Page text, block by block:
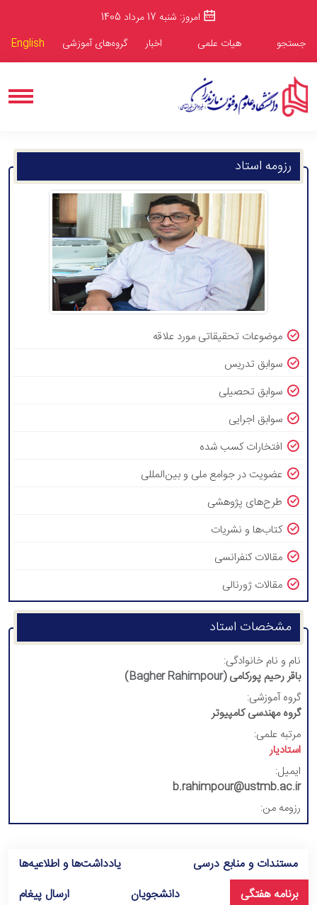
امروز: شنبه 17 مرداد 1405
جستجو
هیات علمی اخبار گروه‌های آموزشی English
رزومه استاد
موضوعات تحقیقاتی مورد علاقه
سوابق تدریس
سوابق تحصیلی
سوابق اجرایی
افتخارات کسب شده
عضویت در جوامع ملی و بین‌المللی
طرح‌های پژوهشی
کتاب‌ها و نشریات
مقالات کنفرانسی
مقالات ژورنالی
مشخصات استاد
نام و نام خانوادگی:
باقر رحیم پورکامی (Bagher Rahimpour
)
گروه آموزشی:
گروه مهندسی کامپیوتر
مرتبه علمی:
استادیار
ایمیل:
b.rahimpour@ustmb.ac.ir
رزومه من:
مستندات و منابع درسی
یادداشت‌ها و اطلاعیه‌ها
برنامه هفتگی
دانشجویان ارسال پیغام